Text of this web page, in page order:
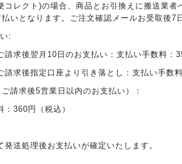
コレクト)の場合、商品とお引換えに搬送業
いとなります。ご注文確認メールお受取後7
:
請求後翌月10日のお支払い：支払い手数料：
請求後指定口座より引き落とし：支払い手数
請求後5営業日以内のお支払い）：
：360円（税込）
発送処理後お支払いが確定いたします。